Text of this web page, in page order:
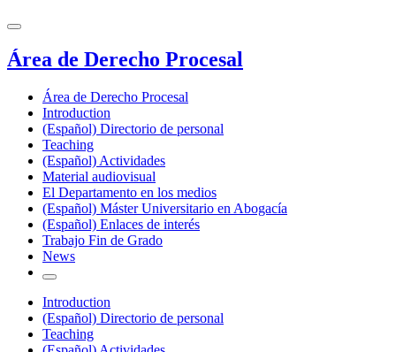
Área de Derecho Procesal
Área de Derecho Procesal
Introduction
(Español) Directorio de personal
Teaching
(Español) Actividades
Material audiovisual
El Departamento en los medios
(Español) Máster Universitario en Abogacía
(Español) Enlaces de interés
Trabajo Fin de Grado
News
Introduction
(Español) Directorio de personal
Teaching